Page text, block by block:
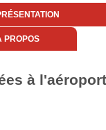
PROPOS
à